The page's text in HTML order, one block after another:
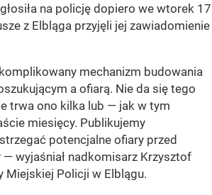
na policję dopiero we wtorek 17
z Elbląga przyjęli jej zawiadomienie
mechanizm budowania
a ofiarą. Nie da się tego
trwa ono kilka lub — jak w tym
miesięcy. Publikujemy
potencjalne ofiary przed
— wyjaśniał nadkomisarz Krzysztof
Miejskiej Policji w Elblągu.